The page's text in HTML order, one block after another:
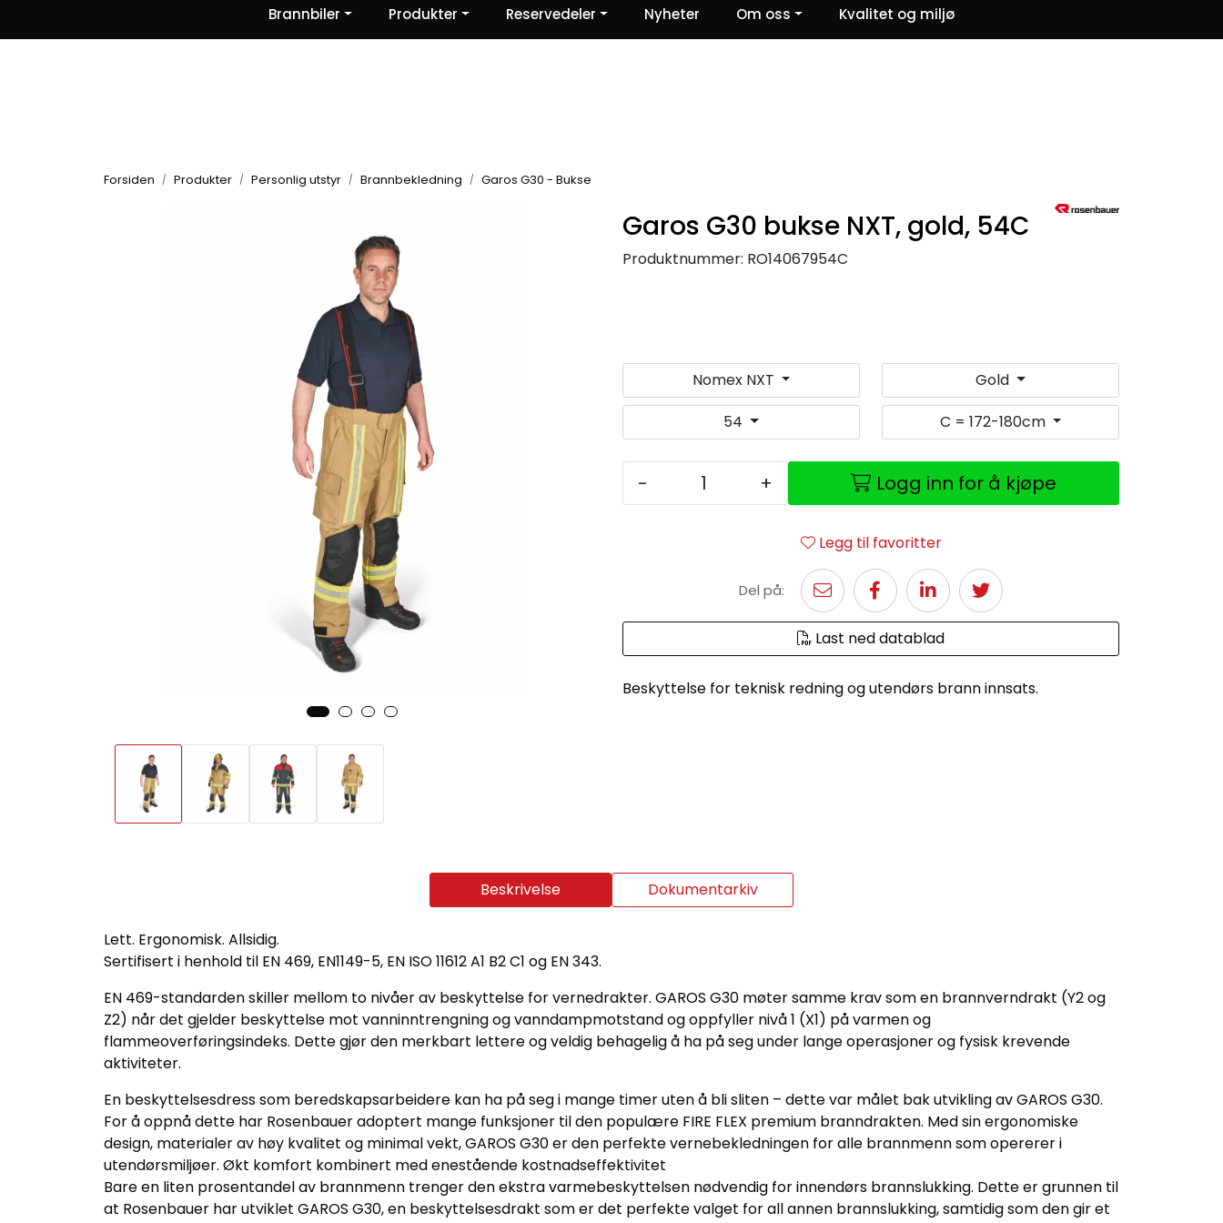
Om oss | Kontakt Oss | Ris og ros Om oss
Brannbiler Produkter Reservedeler Nyheter Om oss Kvalitet og miljø
Forsiden Produkter Personlig utstyr Brannbekledning Garos G30 - Bukse
Garos G30 bukse NXT, gold, 54C
Produktnummer: RO14067954C
Nomex NXT
Gold
54
C = 172-180cm
- + Logg inn for å kjøpe
Legg til favoritter
Del på:
Last ned datablad
Beskyttelse for teknisk redning og utendørs brann innsats.
Beskrivelse Dokumentarkiv
Lett. Ergonomisk. Allsidig.
Sertifisert i henhold til EN 469, EN1149-5, EN ISO 11612 A1 B2 C1 og EN 343.
EN 469-standarden skiller mellom to nivåer av beskyttelse for vernedrakter. GAROS G30 møter samme krav som en brannverndrakt (Y2 og
Z2) når det gjelder beskyttelse mot vanninntrengning og vanndampmotstand og oppfyller nivå 1 (X1) på varmen og
flammeoverføringsindeks. Dette gjør den merkbart lettere og veldig behagelig å ha på seg under lange operasjoner og fysisk krevende
aktiviteter.
En beskyttelsesdress som beredskapsarbeidere kan ha på seg i mange timer uten å bli sliten – dette var målet bak utvikling av GAROS G30.
For å oppnå dette har Rosenbauer adoptert mange funksjoner til den populære FIRE FLEX premium branndrakten. Med sin ergonomiske
design, materialer av høy kvalitet og minimal vekt, GAROS G30 er den perfekte vernebekledningen for alle brannmenn som opererer i
utendørsmiljøer. Økt komfort kombinert med enestående kostnadseffektivitet
Bare en liten prosentandel av brannmenn trenger den ekstra varmebeskyttelsen nødvendig for innendørs brannslukking. Dette er grunnen til
at Rosenbauer har utviklet GAROS G30, en beskyttelsesdrakt som er det perfekte valget for all annen brannslukking, samtidig som den gir et